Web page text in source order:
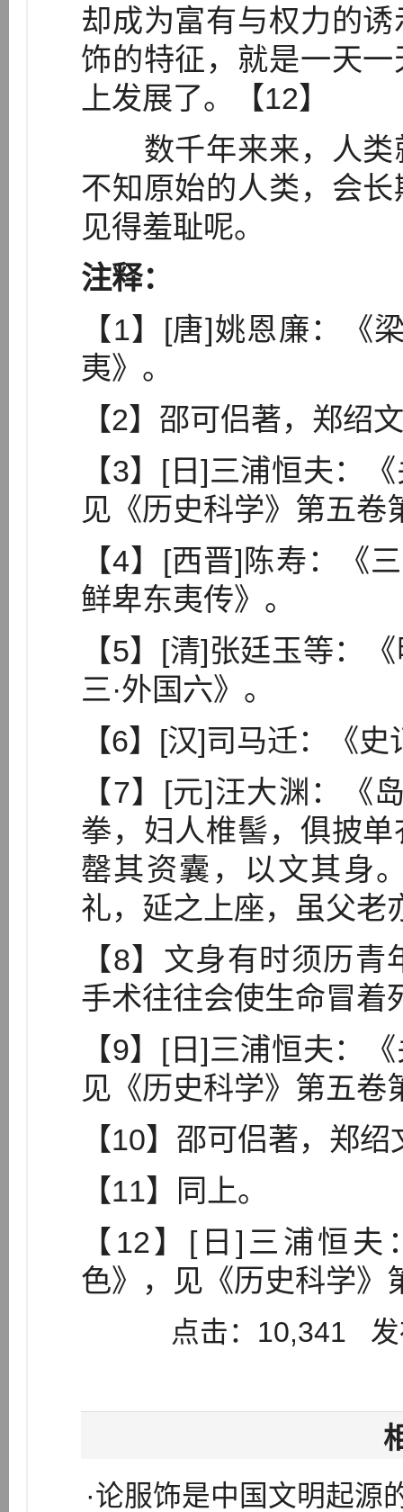
却成为富有与权力的
饰的特征，就是一天
上发展了。【12】
数千年来来，人类
不知原始的人类，会
见得羞耻呢。
注释：
【1】[唐]姚恩廉：《
夷》。
【2】邵可侣著，郑绍
【3】[日]三浦恒夫：
见《历史科学》第五卷
【4】[西晋]陈寿：《
鲜卑东夷传》。
【5】[清]张廷玉等：
三·外国六》。
【6】[汉]司马迁：《
【7】[元]汪大渊：《
拳，妇人椎髻，俱披
罄其资囊，以文其身
礼，延之上座，虽父老
【8】文身有时须历
手术往往会使生命冒着
【9】[日]三浦恒夫：
见《历史科学》第五卷
【10】邵可侣著，郑
【11】同上。
【12】[日]三浦恒
色》，见《历史科学》
点击：10,341
·论服饰是中国文明起源